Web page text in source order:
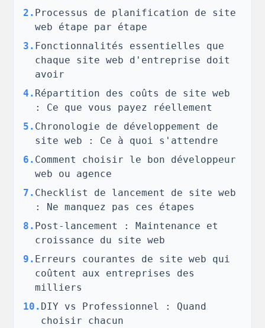
2 . Processus de planification de site
web étape par étape
3 . Fonctionnalités essentielles que
chaque site web d'entreprise doit
avoir
4 . Répartition des coûts de site web
: Ce que vous payez réellement
5 . Chronologie de développement de
site web : Ce à quoi s'attendre
6 . Comment choisir le bon développeur
web ou agence
7 . Checklist de lancement de site web
: Ne manquez pas ces étapes
8 . Post-lancement : Maintenance et
croissance du site web
9 . Erreurs courantes de site web qui
coûtent aux entreprises des
milliers
10 . DIY vs Professionnel : Quand
choisir chacun